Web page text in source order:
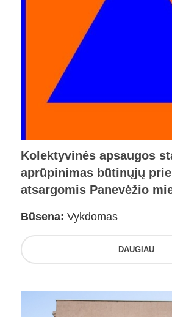
Kolektyvinės apsaugos
aprūpinimas būtinųjų
atsargomis Panevėžio
Būsena: Vykdomas
DAUGIAU